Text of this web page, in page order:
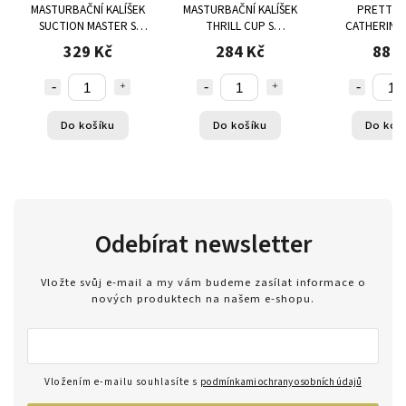
MASTURBAČNÍ KALÍŠEK
SUCTION MASTER S
VIBRACEMI - PŘÍSAVKA
360° IPX7
329 Kč
Do košíku
MASTURBAČNÍ KALÍŠEK
THRILL CUP S
PŘÍSAVKOU - ROTACE
360° IPX7
284 Kč
Do košíku
PRETTY
CATHERINE
- DUÁLNÍ88
Do
Odebírat newsletter
Vložte svůj e-mail a my vám budeme zasílat informace o
nových produktech na našem e-shopu.
Vložením e-mailu souhlasíte s podmínkami ochrany osobních údajů